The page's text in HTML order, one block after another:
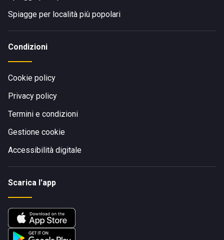
Spiagge per località più popolari
Condizioni
Cookie policy
Privacy policy
Termini e condizioni
Gestione cookie
Accessibilità digitale
Scarica l'app